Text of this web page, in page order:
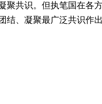
聚共识。但执笔国在各
结、凝聚最广泛共识作